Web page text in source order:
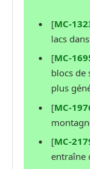
[MC-
lacs
[MC-
blocs de
plus
[MC-
[MC-
entraîne